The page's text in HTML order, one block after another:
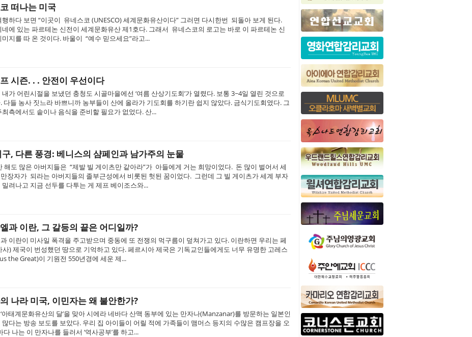
떠나는 미국
하다 보면 “이곳이 유네스코 (UNESCO) 세계문화유산이다” 그러면 다시한번 되돌아 보게 된다.
네에 있는 파르테논 신전이 세계문화유산 제1호다. 그래서 유네스코의 로고는 바로 이 파르테논 신
미지를 따 온 것이다. 바울이 “예수 믿으세요”라고...
시즌. . . 안전이 우선이다
가 어린시절을 보냈던 충청도 시골마을에선 ‘여름 산상기도회’가 열렸다. 보통 3~4일 열린 것으로
다들 농사 짓느라 바쁘니까 농부들이 산에 올라가 기도회를 하기란 쉽지 않았다. 금식기도회였다. 그
최측에서도 솥이나 음식을 준비할 필요가 없었다. 산...
, 다른 풍경: 베니스의 샴페인과 남가주의 눈물
해도 많은 아버지들은 “제발 빌 게이츠만 같아라”가 아들에게 거는 희망이었다. 돈 많이 벌어서 세
장자가 되라는 아버지들의 졸부근성에서 비롯된 헛된 꿈이었다. 그런데 그 빌 게이츠가 세계 부자
려나고 지금 선두를 다투는 게 제프 베이조스와...
과 이란, 그 갈등의 끝은 어디일까?
이란이 미사일 폭격을 주고받으며 중동에 또 전쟁의 먹구름이 덮쳐가고 있다. 이란하면 우리는 페
사) 제국이 번성했던 땅으로 기억하고 있다. 페르시아 제국은 기독교인들에게도 너무 유명한 고레스
the Great)이 기원전 550년경에 세운 제...
나라 미국, 이민자는 왜 불안한가?
아태계문화유산의 달’을 맞아 시에라 네바다 산맥 동부에 있는 만자나(Manzanar)를 방문하는 일본인
많다는 방송 보도를 보았다. 우리 집 아이들이 어릴 적에 가족들이 맴머스 등지의 수많은 캠프장을 오
다 나는 이 만자나를 들러서 ‘역사공부’를 하고...